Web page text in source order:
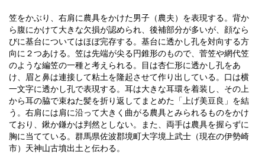
笠をかぶり、右肩に農具をかけた男子（農夫）を表現する。背か
ら腹にかけて大きな欠損が認められ、後補部分が多いが、顔なら
びに基台についてはほぼ完存する。基台に透かし孔を対向する方
向に２つあける。笠は先端が尖る円錐形のもので、菅笠や網代笠
のような編笠の一種と考えられる。目は杏仁形に透かし孔をあ
け、眉と鼻は連接して粘土を隆起させて作り出している。口は横
一文字に透かし孔で表現する。耳は大きな耳環を着装し、その上
から耳の脇で束ねた髪を折り返してまとめた「上げ美豆良」を結
う。右肩には肩に沿って大きく曲がる農具とみられるものをかけ
ており、鍬か鎌かは判然としない。また、両手は農具を握らずに
胸に当てている。群馬県佐波郡境町大字境上武士（現在の伊勢崎
市）天神山古墳出土と伝わる。